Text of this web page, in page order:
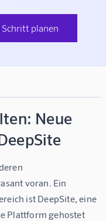
Schritt planen
Neue
voran. Ein
ist DeepSite, eine
Plattform gehostet